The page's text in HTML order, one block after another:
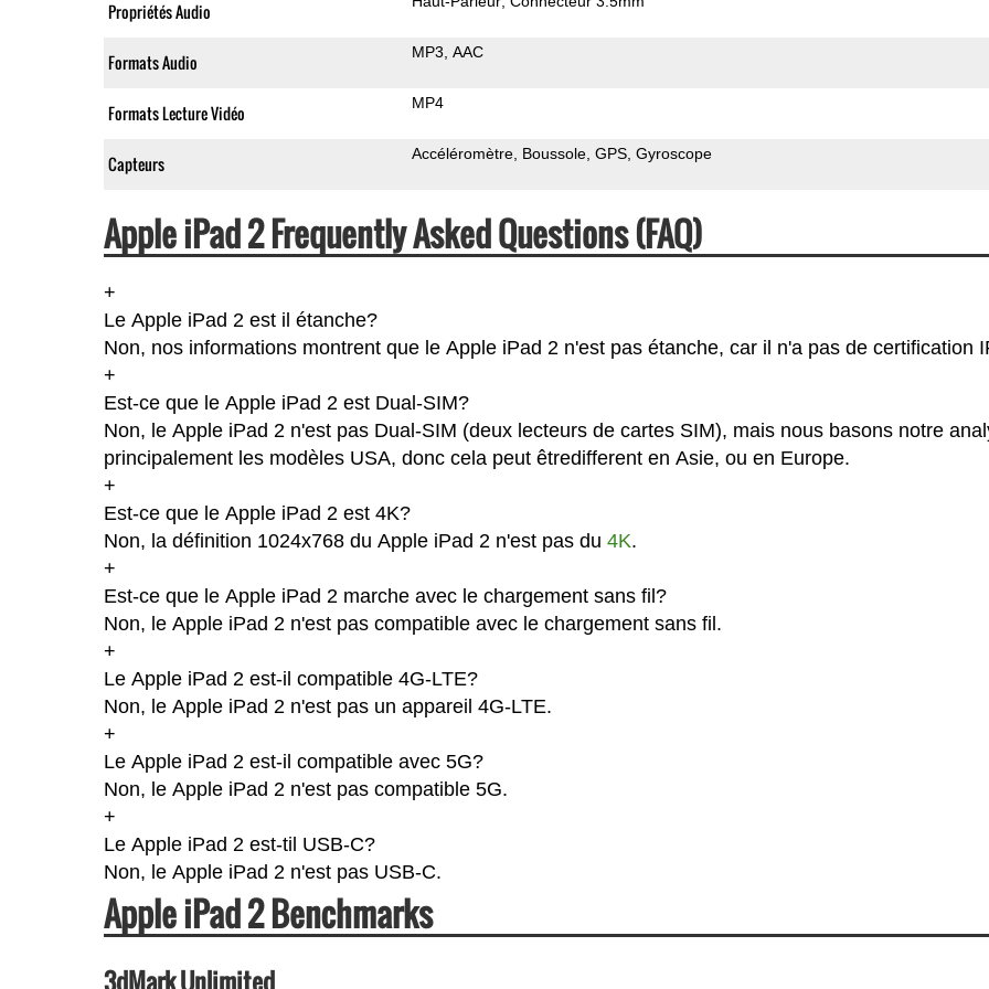
Propriétés Audio
Formats Audio MP3 AAC
Formats Lecture Vidéo MP4
Capteurs Accéléromètre Boussole GPS Gyroscope
Apple iPad 2 Frequently Asked Questions (FAQ)
+
Le Apple iPad 2 est il étanche?
Non, nos informations montrent que le Apple iPad 2 n'est pas étanche, car il n'a pas de certification
+
Est-ce que le Apple iPad 2 est Dual-SIM?
Non, le Apple iPad 2 n'est pas Dual-SIM (deux lecteurs de cartes SIM), mais nous basons notre
principalement les modèles USA, donc cela peut êtredifferent en Asie, ou en Europe.
+
Est-ce que le Apple iPad 2 est 4K?
Non, la définition 1024x768 du Apple iPad 2 n'est pas du 4K.
+
Est-ce que le Apple iPad 2 marche avec le chargement sans fil?
Non, le Apple iPad 2 n'est pas compatible avec le chargement sans fil.
+
Le Apple iPad 2 est-il compatible 4G-LTE?
Non, le Apple iPad 2 n'est pas un appareil 4G-LTE.
+
Le Apple iPad 2 est-il compatible avec 5G?
Non, le Apple iPad 2 n'est pas compatible 5G.
+
Le Apple iPad 2 est-til USB-C?
Non, le Apple iPad 2 n'est pas USB-C.
Apple iPad 2 Benchmarks
3dMark Unlimited